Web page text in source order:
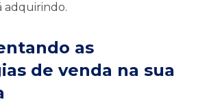
adquirindo.
as
de venda na sua